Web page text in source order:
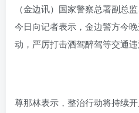
（金边讯）国家警察总署副总
今日向记者表示，金边警方今
动，严厉打击酒驾醉驾等交通违
尊那林表示，整治行动将持续